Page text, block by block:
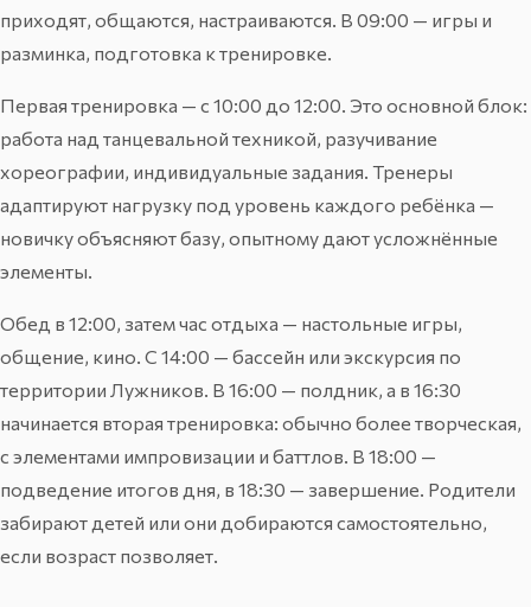
приходят, общаются, настраиваются. В 09:00 — игры и
разминка, подготовка к тренировке.
Первая тренировка — с 10:00 до 12:00. Это основной блок:
работа над танцевальной техникой, разучивание
хореографии, индивидуальные задания. Тренеры
адаптируют нагрузку под уровень каждого ребёнка —
новичку объясняют базу, опытному дают усложнённые
элементы.
Обед в 12:00, затем час отдыха — настольные игры,
общение, кино. С 14:00 — бассейн или экскурсия по
территории Лужников. В 16:00 — полдник, а в 16:30
начинается вторая тренировка: обычно более творческая,
с элементами импровизации и баттлов. В 18:00 —
подведение итогов дня, в 18:30 — завершение. Родители
забирают детей или они добираются самостоятельно,
если возраст позволяет.